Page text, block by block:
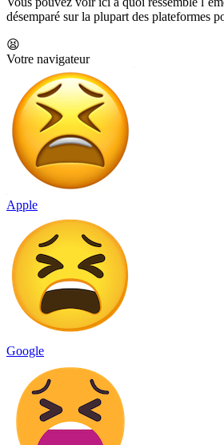
désemparé sur la plupart des plateformes
😫
Votre navigateur
Apple
Google